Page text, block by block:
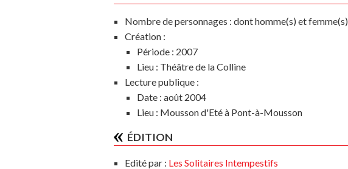
Nombre de personnages : dont homme(s) et femme(s)
Création :
Période : 2007
Lieu : Théâtre de la Colline
Lecture publique :
Date : août 2004
Lieu : Mousson d'Eté à Pont-à-Mousson
ÉDITION
Edité par : Les Solitaires Intempestifs